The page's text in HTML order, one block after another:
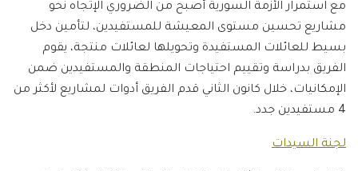
مع استمرار الأزمة السورية أصبح من الضروري الإتجاه نحو
مشاريع تحسين مستوى المعيشة للمستفيدين، لتأمين دخل
بسيط للعائلات المستفيدة وتحويلها لعائلات منتجة، يقوم
الفريق بدراسة وتقييم احتياجات المنطقة والمستفيدين ضمن
الإمكانيات، خلال كانون الثاني قدم الفريق أدوات لمشاريع لأكثر من
4 مستفيدين جدد.
لجنة السيدات